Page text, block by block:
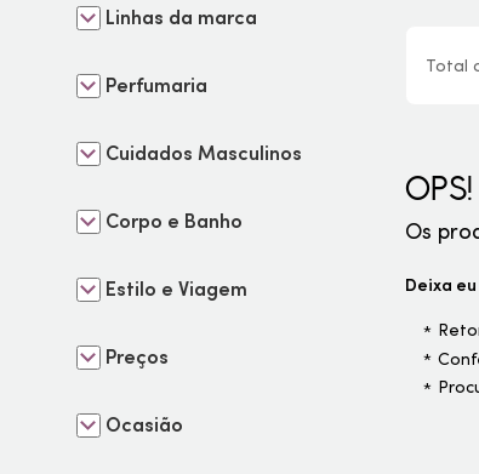
Total
OPS!
Os
Deixa
Linhas da marca
Perfumaria
Cuidados Masculinos
Corpo e Banho
Estilo e Viagem
Preços
Ocasião